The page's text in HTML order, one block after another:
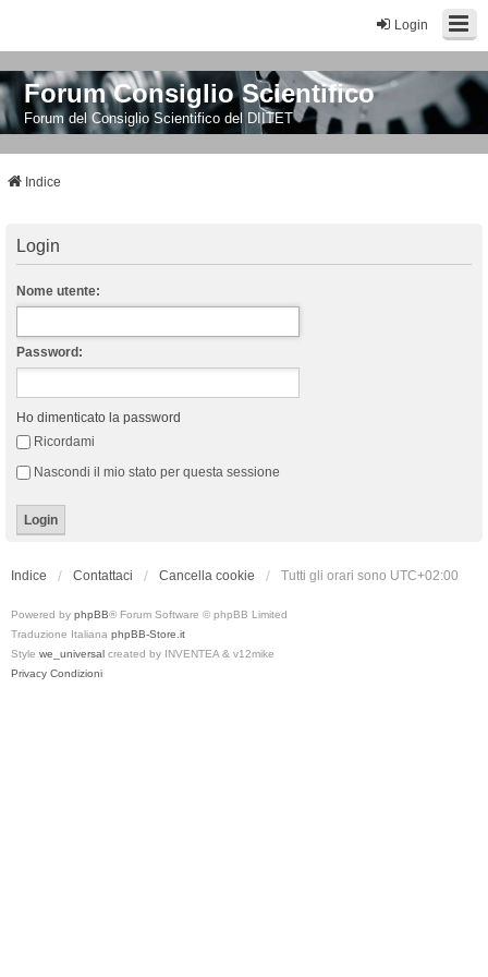
Login
Forum Consiglio Scientifico
Forum del Consiglio Scientifico del DIITET
Indice
Login
Nome utente:
Password:
Ho dimenticato la password
Ricordami
Nascondi il mio stato per questa sessione
Indice Contattaci Cancella cookie Tutti gli orari sono UTC+02:00
Powered by phpBB® Forum Software © phpBB Limited
Traduzione Italiana phpBB-Store.it
Style we_universal created by INVENTEA & v12mike
Privacy Condizioni